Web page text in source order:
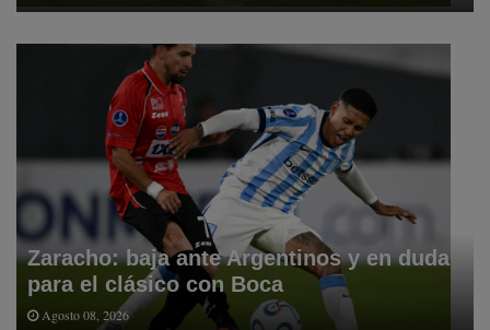
Zaracho: baja ante Argentinos y en duda
para el clásico con Boca
Agosto 08, 2026